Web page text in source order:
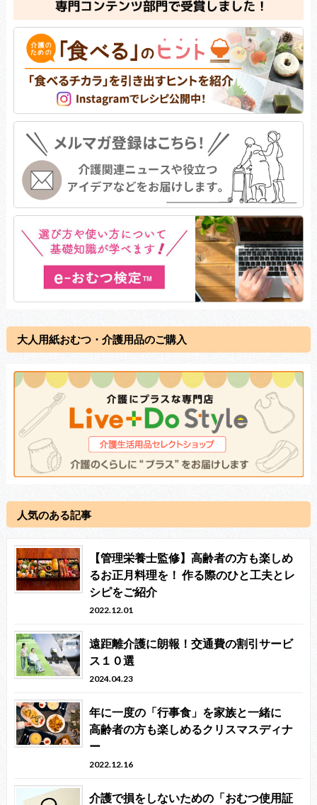
大人用紙おむつ・介護用品のご購入
人気のある記事
【管理栄養士監修】高齢者の方も楽しめ
るお正月料理を！ 作る際のひと工夫とレ
シピをご紹介
2022.12.01
遠距離介護に朗報！交通費の割引サービ
ス１０選
2024.04.23
年に一度の「行事食」を家族と一緒に
高齢者の方も楽しめるクリスマスディナ
ー
2022.12.16
介護で損をしないための「おむつ使用証